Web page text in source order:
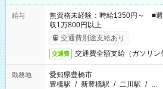
給与
無資格未経験：時給1350円～ ■
収1万800円以上
交通費別途支給あり
交通費 交通費全額支給（ガソリン
勤務地
愛知県豊橋市
豊橋駅 / 新豊橋駅 / 二川駅 / …